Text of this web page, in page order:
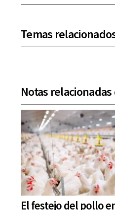
Temas
Notas relacionadas
El festejo del pollo